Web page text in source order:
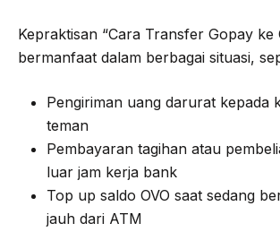
Kepraktisan “Cara Transfer Gopay ke
bermanfaat dalam berbagai situasi,
Pengiriman uang darurat kepada
teman
Pembayaran tagihan atau
luar jam kerja bank
Top up saldo OVO saat sedang
jauh dari ATM